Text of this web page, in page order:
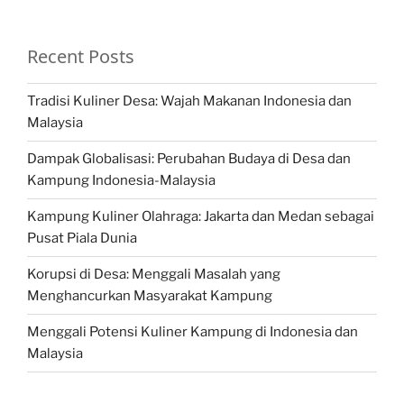
Recent Posts
Tradisi Kuliner Desa: Wajah Makanan Indonesia dan
Malaysia
Dampak Globalisasi: Perubahan Budaya di Desa dan
Kampung Indonesia-Malaysia
Kampung Kuliner Olahraga: Jakarta dan Medan sebagai
Pusat Piala Dunia
Korupsi di Desa: Menggali Masalah yang
Menghancurkan Masyarakat Kampung
Menggali Potensi Kuliner Kampung di Indonesia dan
Malaysia